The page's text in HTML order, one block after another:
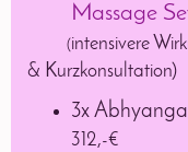
Massage
(intensivere
& Kurzkonsultation)
3x
312,-€